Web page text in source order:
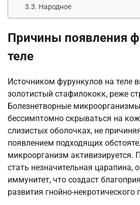
Народное
Причины появления
теле
Источником фурункулов на теле
золотистый стафилококк, реже
Болезнетворные
бессимптомно скрываться на
слизистых оболочках, не
появлением подходящих
микроорганизм активизируется.
стать незначительная царапина,
иммунитет, что создаст
развития гнойно-некротического